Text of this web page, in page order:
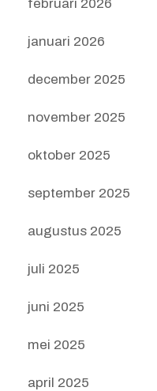
februari 2026
januari 2026
december 2025
november 2025
oktober 2025
september 2025
augustus 2025
juli 2025
juni 2025
mei 2025
april 2025